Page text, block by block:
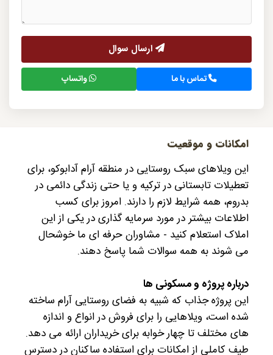
تماس با ما واتساپ
امکانات و موقعیت
این ویلاهای سبک روستایی در منطقه آرام آدابوکو، برای
تعطیلات تابستانی در ترکیه و یا حتی زندگی دائمی در
بدروم، همه شرایط لازم را دارند. امروز برای کسب
اطلاعات بیشتر در مورد سرمایه گذاری در یکی از این
املاک استعلام کنید - مشاوران حرفه ای ما خوشحال
می شوند به همه سوالات شما پاسخ دهند.
درباره پروژه و مسکونی ها
این پروژه جذاب که شبیه به فضای روستایی آرام ساخته
شده است، ویلاهایی را برای فروش در انواع و اندازه
های مختلف تا چهار خوابه برای خریداران ارائه می دهد.
طیف کاملی از امکانات برای استفاده ساکنان در دسترس